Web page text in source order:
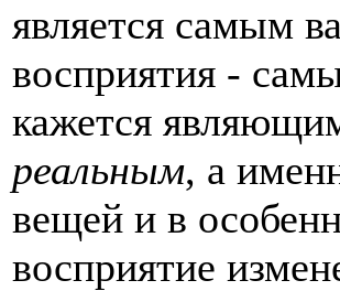
является самым
восприятия -
кажется
реальным, а
вещей и в
восприятие